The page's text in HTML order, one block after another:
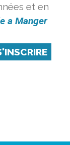
et en
a Manger